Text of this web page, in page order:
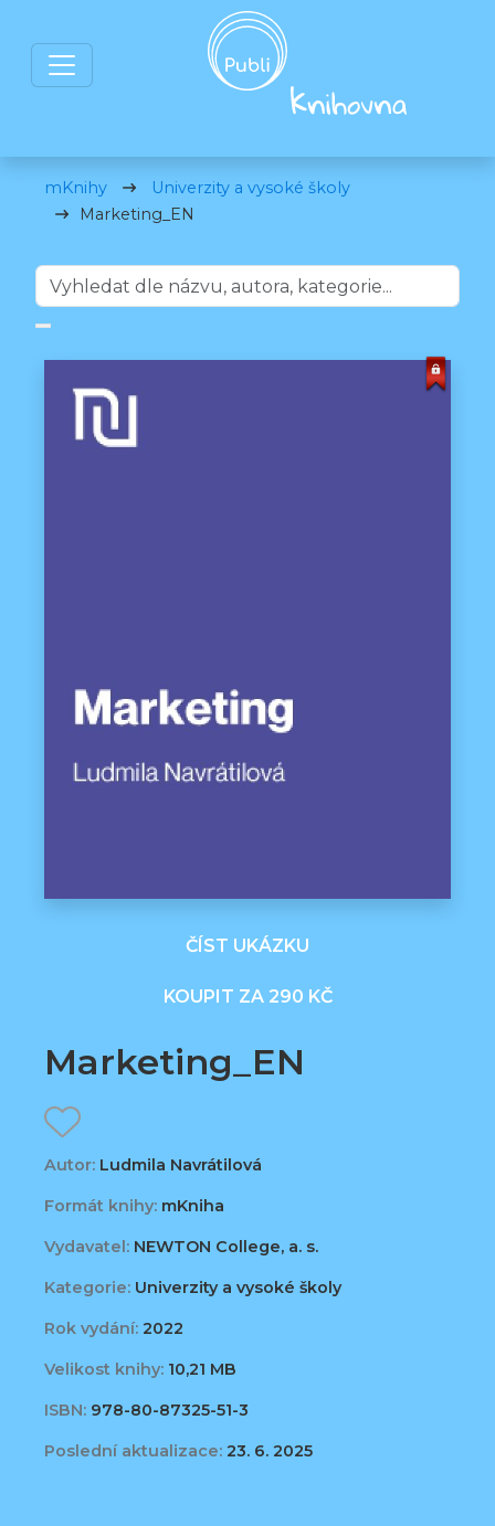
mKnihy
Univerzity a vysoké školy
Marketing_EN
ČÍST UKÁZKU
KOUPIT ZA 290 KČ
Marketing_EN
Autor: Ludmila Navrátilová
Formát knihy: mKniha
Vydavatel: NEWTON College, a. s.
Kategorie: Univerzity a vysoké školy
Rok vydání: 2022
Velikost knihy: 10,21 MB
ISBN: 978-80-87325-51-3
Poslední aktualizace: 23. 6. 2025